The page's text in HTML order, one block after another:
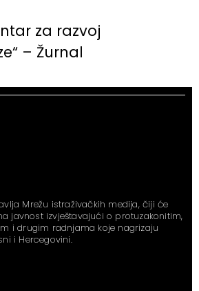
za razvoj
– Žurnal
Mrežu istraživačkih medija, čiji će
javnost izvještavajući o protuzakonitim,
i drugim radnjama koje nagrizaju
i Hercegovini.